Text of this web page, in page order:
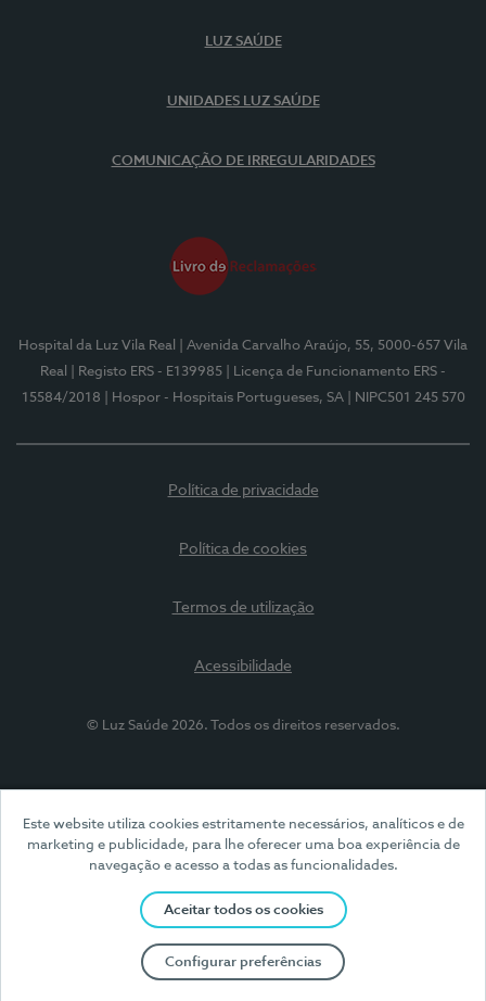
Este website utiliza cookies estritamente necessários, analíticos e de
marketing e publicidade, para lhe oferecer uma boa experiência de
navegação e acesso a todas as funcionalidades.
Aceitar todos os cookies
Configurar preferências
LUZ SAÚDE
UNIDADES LUZ SAÚDE
COMUNICAÇÃO DE IRREGULARIDADES
Hospital da Luz Vila Real
| Avenida Carvalho Araújo, 55, 5000-657 Vila
Real
| Registo ERS - E139985
| Licença de Funcionamento ERS -
15584/2018
| Hospor - Hospitais Portugueses, SA | NIPC501 245 570
Política de privacidade
Política de cookies
Termos de utilização
Acessibilidade
© Luz Saúde 2026. Todos os direitos reservados.